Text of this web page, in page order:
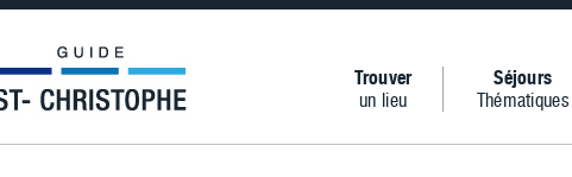
Trouver
un lieu
Séjours
Thématiques